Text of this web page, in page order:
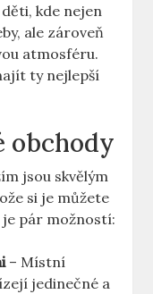
kde nejen
ale zároveň
atmosféru.
ty nejlepší
obchody
jsou skvělým
si je můžete
pár možností:
– Místní
jedinečné a